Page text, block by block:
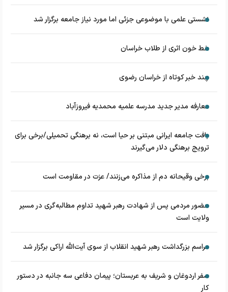
نشستی علمی با موضوعی جزئی اما مورد نیاز جامعه برگزار شد
خط خون اثری از طلاب خراسان
چند خبر کوتاه از خراسان رضوی
معارفه مدیر جدید مدرسه علمیه محمدیه فیروزآباد
بافت جامعه ایرانی مبتنی بر حیا است، نه برهنگی تحمیلی/برخی برای
ترویج برهنگی دلار می‌گیرند
برخی وقیحانه دم از مذاکره می‌زنند/ عزت در مقاومت است
حضور مردمی پس از شهادت رهبر شهید تداوم مطالبه‌گری در مسیر
ولایت است
مراسم بزرگداشت رهبر شهید انقلاب از سوی آیت‌الله اراکی برگزار شد
سفر اردوغان و شریف به عربستان؛ پیمان دفاعی سه جانبه در دستور
کار